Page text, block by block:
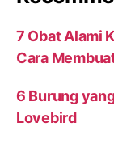
7 Obat Alami
Cara
6 Burung
Lovebird